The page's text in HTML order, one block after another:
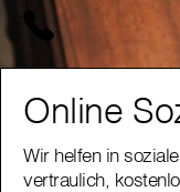
Online
Wir helfen in
vertraulich,